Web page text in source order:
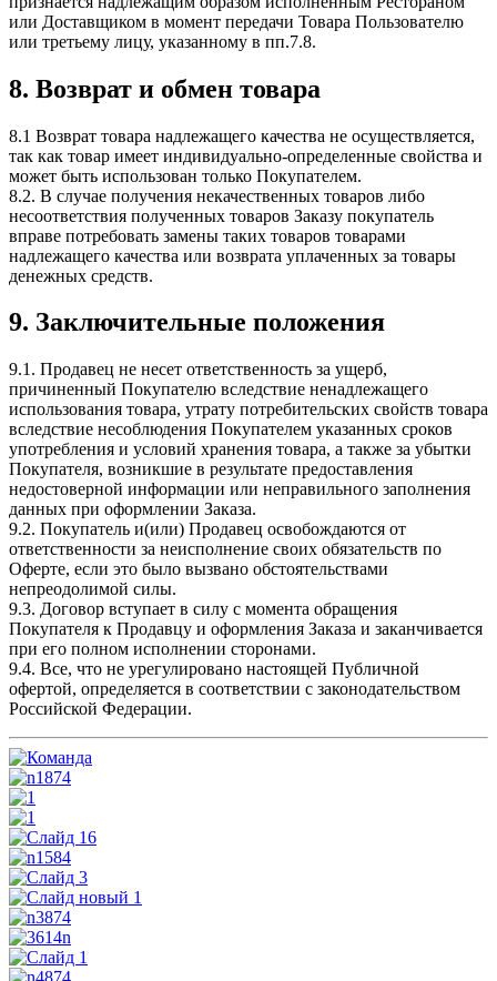
или Доставщиком в момент передачи Товара Пользователю
или третьему лицу, указанному в пп.7.8.
8. Возврат и обмен товара
8.1 Возврат товара надлежащего качества не осуществляется,
так как товар имеет индивидуально-определенные свойства и
может быть использован только Покупателем.
8.2. В случае получения некачественных товаров либо
несоответствия полученных товаров Заказу покупатель
вправе потребовать замены таких товаров товарами
надлежащего качества или возврата уплаченных за товары
денежных средств.
9. Заключительные положения
9.1. Продавец не несет ответственность за ущерб,
причиненный Покупателю вследствие ненадлежащего
использования товара, утрату потребительских свойств товара
вследствие несоблюдения Покупателем указанных сроков
употребления и условий хранения товара, а также за убытки
Покупателя, возникшие в результате предоставления
недостоверной информации или неправильного заполнения
данных при оформлении Заказа.
9.2. Покупатель и(или) Продавец освобождаются от
ответственности за неисполнение своих обязательств по
Оферте, если это было вызвано обстоятельствами
непреодолимой силы.
9.3. Договор вступает в силу с момента обращения
Покупателя к Продавцу и оформления Заказа и заканчивается
при его полном исполнении сторонами.
9.4. Все, что не урегулировано настоящей Публичной
офертой, определяется в соответствии с законодательством
Российской Федерации.